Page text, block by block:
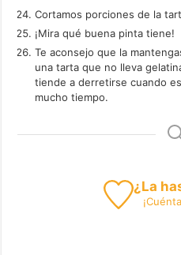
Cortamos porciones de la
¡Mira qué buena pinta tiene!
Te aconsejo que la
una tarta que no lleva
tiende a derretirse cuando
mucho tiempo.
¿La
¡